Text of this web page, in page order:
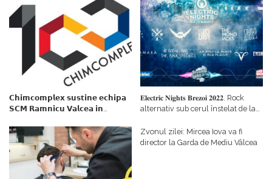
𝗖𝗵𝗶𝗺𝗰𝗼𝗺𝗽𝗹𝗲𝘅 𝘀𝘂𝘀𝘁𝗶𝗻𝗲 𝗲𝗰𝗵𝗶𝗽𝗮
𝗦𝗖𝗠 𝗥𝗮𝗺𝗻𝗶𝗰𝘂 𝗩𝗮𝗹𝗰𝗲𝗮 𝗶𝗻
𝗳𝗶𝗻𝗮𝗻𝘁𝗮𝘁𝗼𝗿
𝐄𝐥𝐞𝐜𝐭𝐫𝐢𝐜 𝐍𝐢𝐠𝐡𝐭𝐬 𝐁𝐫𝐞𝐳𝐨𝐢 𝟐𝟎𝟐𝟐. Rock
alternativ sub cerul înstelat de la
Zvonul zilei: Mircea Iova va fi
director la Garda de Mediu Vâlcea